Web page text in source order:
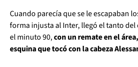
Cuando parecía que se le escapaban
forma injusta al Inter, llegó el tanto del
el minuto 90,con un remate en el
esquina que tocó con la cabeza